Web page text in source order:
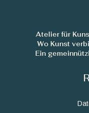
Atelier für
Wo Kunst
Ein